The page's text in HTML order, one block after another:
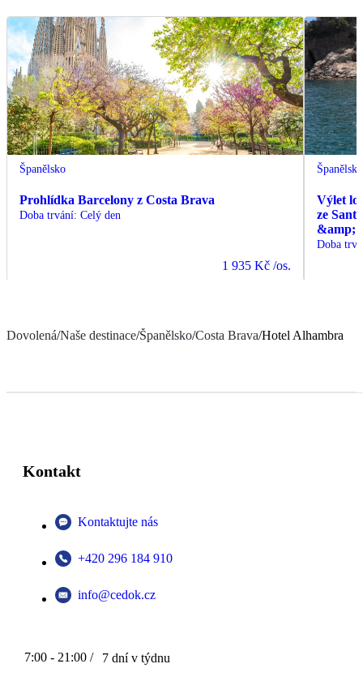
Španělsko
Prohlídka Barcelony z Costa Brava
Doba trvání: Celý den
1 935 Kč /os.
Španělsko
Výlet
ze
&amp;
Doba
Dovolená/Naše destinace/Španělsko/Costa Brava/Hotel Alhambra
Kontakt
Kontaktujte nás
+420 296 184 910
info@cedok.cz
7:00 - 21:00 / 7 dní v týdnu